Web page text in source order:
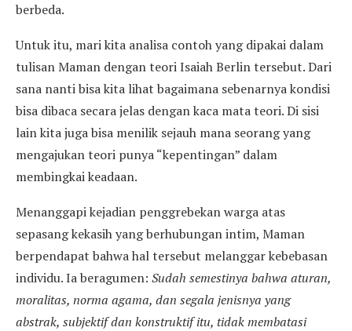
berbeda.
Untuk itu, mari kita analisa contoh yang dipakai dalam
tulisan Maman dengan teori Isaiah Berlin tersebut. Dari
sana nanti bisa kita lihat bagaimana sebenarnya kondisi
bisa dibaca secara jelas dengan kaca mata teori. Di sisi
lain kita juga bisa menilik sejauh mana seorang yang
mengajukan teori punya “kepentingan” dalam
membingkai keadaan.
Menanggapi kejadian penggrebekan warga atas
sepasang kekasih yang berhubungan intim, Maman
berpendapat bahwa hal tersebut melanggar kebebasan
individu. Ia beragumen: Sudah semestinya bahwa aturan,
moralitas, norma agama, dan segala jenisnya yang
abstrak, subjektif dan konstruktif itu, tidak membatasi